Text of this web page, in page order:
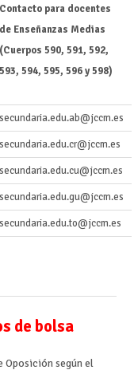
Contacto para docentes
de Enseñanzas Medias
(Cuerpos 590, 591, 592,
593, 594, 595, 596 y 598)
secundaria.edu.ab@jccm.es
secundaria.edu.cr@jccm.es
secundaria.edu.cu@jccm.es
secundaria.edu.gu@jccm.es
secundaria.edu.to@jccm.es
de bolsa
Oposición según el